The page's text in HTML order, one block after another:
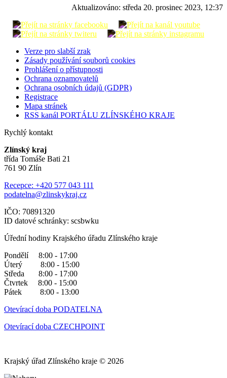
Aktualizováno: středa 20. prosinec 2023, 12:37
Verze pro slabší zrak
Zásady používání souborů cookies
Prohlášení o přístupnosti
Ochrana oznamovatelů
Ochrana osobních údajů (GDPR)
Registrace
Mapa stránek
RSS kanál PORTÁLU ZLÍNSKÉHO KRAJE
Rychlý kontakt
Zlínský kraj
třída Tomáše Bati 21
761 90 Zlín
Recepce: +420 577 043 111
podatelna@zlinskykraj.cz
IČO: 70891320
ID datové schránky: scsbwku
Úřední hodiny Krajského úřadu Zlínského kraje
Pondělí 8:00 - 17:00
Úterý 8:00 - 15:00
Středa 8:00 - 17:00
Čtvrtek 8:00 - 15:00
Pátek 8:00 - 13:00
Otevírací doba PODATELNA
Otevírací doba CZECHPOINT
Krajský úřad Zlínského kraje © 2026